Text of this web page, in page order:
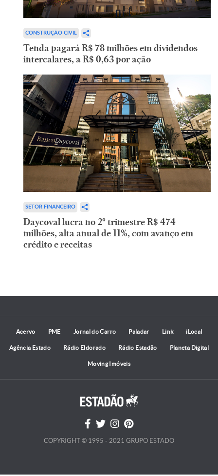
CONSTRUÇÃO CIVIL
Tenda pagará R$ 78 milhões em dividendos
intercalares, a R$ 0,63 por ação
SETOR FINANCEIRO
Daycoval lucra no 2º trimestre R$ 474
milhões, alta anual de 11%, com avanço em
crédito e receitas
Acervo PME Jornal do Carro Paladar Link iLocal
Agência Estado Rádio Eldorado Rádio Estadão Planeta Digital
Moving Imóveis
COPYRIGHT © 1995 - 2021 GRUPO ESTADO